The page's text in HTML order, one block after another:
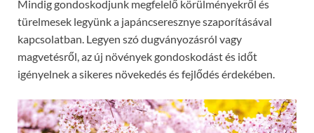
Mindig gondoskodjunk megfelelő körülményekről és
türelmesek legyünk a japáncseresznye szaporításával
kapcsolatban. Legyen szó dugványozásról vagy
magvetésről, az új növények gondoskodást és időt
igényelnek a sikeres növekedés és fejlődés érdekében.